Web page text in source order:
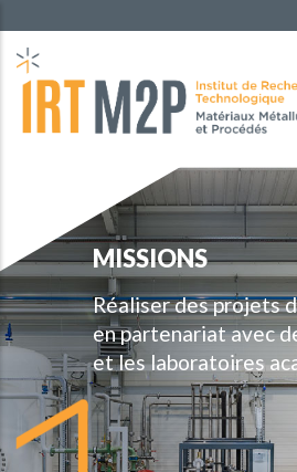
au
contenu
principal
MISSIONS
Réaliser des projets
en partenariat avec
et les laboratoires